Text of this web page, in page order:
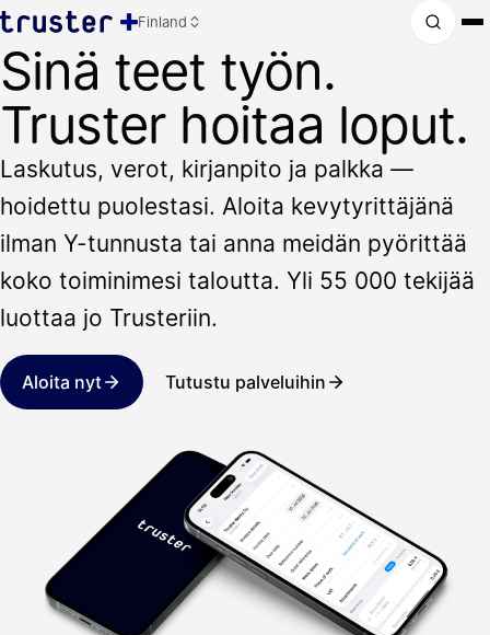
Finland
Sinä teet työn.
Truster hoitaa loput.
Laskutus, verot, kirjanpito ja palkka —
hoidettu puolestasi. Aloita kevytyrittäjänä
ilman Y-tunnusta tai anna meidän pyörittää
koko toiminimesi taloutta. Yli 55 000 tekijää
luottaa jo Trusteriin.
Aloita nyt Tutustu palveluihin